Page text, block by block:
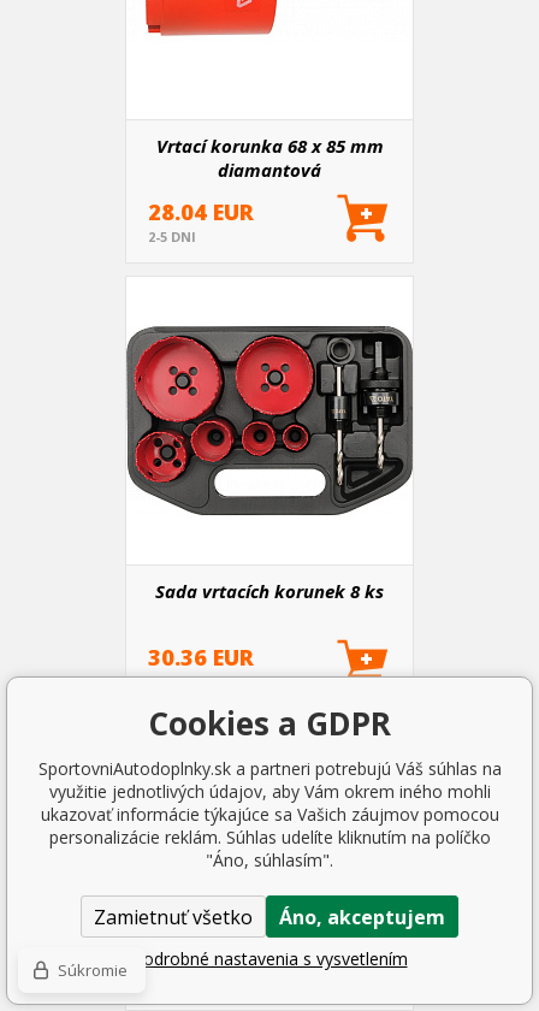
Vrtací korunka 68 x 85 mm
diamantová
28.04 EUR
2-5 DNI
Sada vrtacích korunek 8 ks
30.36 EUR
2-5 DNI
Cookies a GDPR
SportovniAutodoplnky.sk a partneri potrebujú Váš súhlas na
využitie jednotlivých údajov, aby Vám okrem iného mohli
ukazovať informácie týkajúce sa Vašich záujmov pomocou
personalizácie reklám. Súhlas udelíte kliknutím na políčko
"Áno, súhlasím".
Zamietnuť všetko Áno, akceptujem
Podrobné nastavenia s vysvetlením
Súkromie